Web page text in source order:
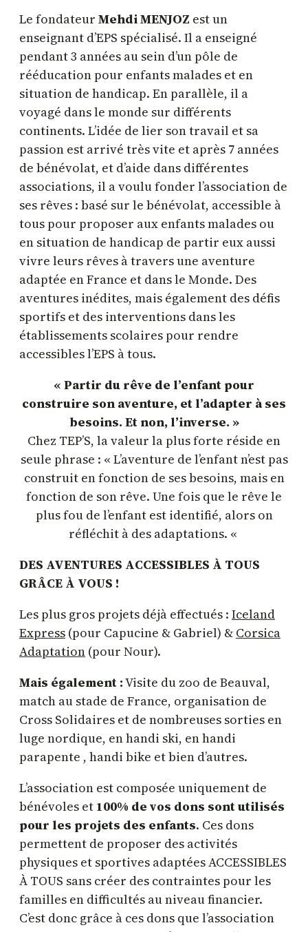
Le fondateur Mehdi MENJOZ est un
enseignant d’EPS spécialisé. Il a enseigné
pendant 3 années au sein d’un pôle de
rééducation pour enfants malades et en
situation de handicap. En parallèle, il a
voyagé dans le monde sur différents
continents. L’idée de lier son travail et sa
passion est arrivé très vite et après 7 années
de bénévolat, et d’aide dans différentes
associations, il a voulu fonder l’association de
ses rêves : basé sur le bénévolat, accessible à
tous pour proposer aux enfants malades ou
en situation de handicap de partir eux aussi
vivre leurs rêves à travers une aventure
adaptée en France et dans le Monde. Des
aventures inédites, mais également des défis
sportifs et des interventions dans les
établissements scolaires pour rendre
accessibles l’EPS à tous.
« Partir du rêve de l’enfant pour
construire son aventure, et l’adapter à ses
besoins. Et non, l’inverse. »
Chez TEP’S, la valeur la plus forte réside en
seule phrase : « L’aventure de l’enfant n’est pas
construit en fonction de ses besoins, mais en
fonction de son rêve. Une fois que le rêve le
plus fou de l’enfant est identifié, alors on
réfléchit à des adaptations. «
DES AVENTURES ACCESSIBLES À TOUS
GRÂCE À VOUS !
Les plus gros projets déjà effectués : Iceland
Express (pour Capucine & Gabriel) & Corsica
Adaptation (pour Nour).
Mais également :Visite du zoo de Beauval,
match au stade de France, organisation de
Cross Solidaires et de nombreuses sorties en
luge nordique, en handi ski, en handi
parapente , handi bike et bien d’autres.
L’association est composée uniquement de
bénévoles et 100% de vos dons sont utilisés
pour les projets des enfants. Ces dons
permettent de proposer des activités
physiques et sportives adaptées ACCESSIBLES
À TOUS sans créer des contraintes pour les
familles en difficultés au niveau financier.
C’est donc grâce à ces dons que l’association